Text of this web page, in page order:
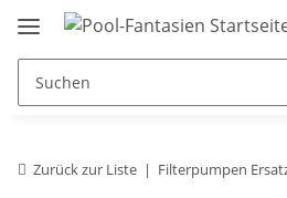
Zurück zur Liste Filterpumpen